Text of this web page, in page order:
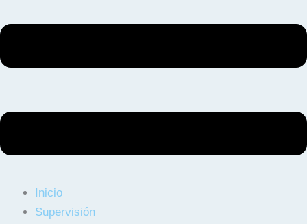
Inicio
Supervisión